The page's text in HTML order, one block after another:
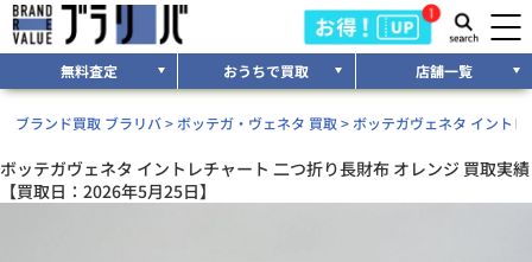
無料査定 おうちで買取 店舗一覧
ブランド買取 ブラリバ> ボッテガ・ヴェネタ 買取> ボッテガヴェネタ イント
ボッテガヴェネタ イントレチャート 二つ折り長財布 オレンジ 買取実績
【買取日：2026年5月25日】